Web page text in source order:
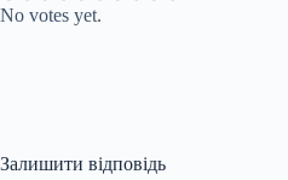
No votes yet.
Залишити відповідь